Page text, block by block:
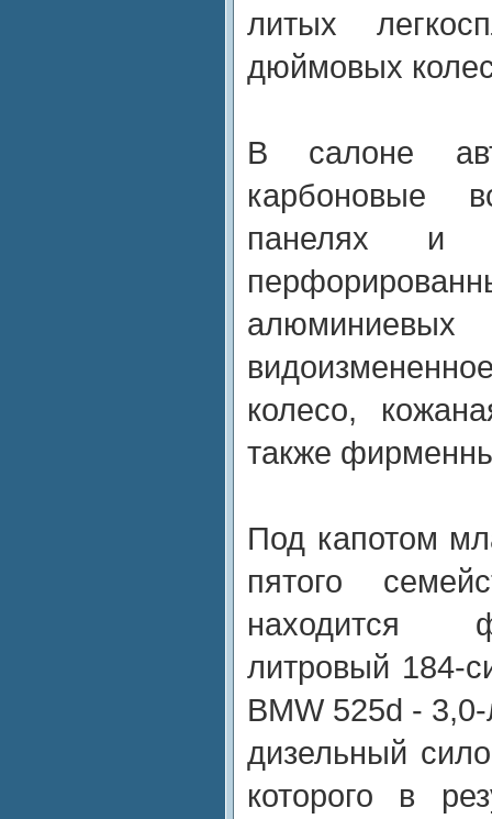
литых
дюймовых
В салоне
карбоновые
панелях и
колесо,
также
Под капотом
пятого
находится
литровый 184-
BMW 525d -
дизельный
которого в